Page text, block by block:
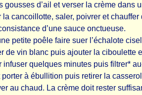
gousses d’ail et verser la crème dans
la cancoillotte, saler, poivrer et chauffer
d’une sauce onctueuse.
petite poêle faire suer l’échalote
de vin blanc puis ajouter la ciboulette
infuser quelques minutes puis filtrer*
porter à ébullition puis retirer la
au chaud. La crème doit rester